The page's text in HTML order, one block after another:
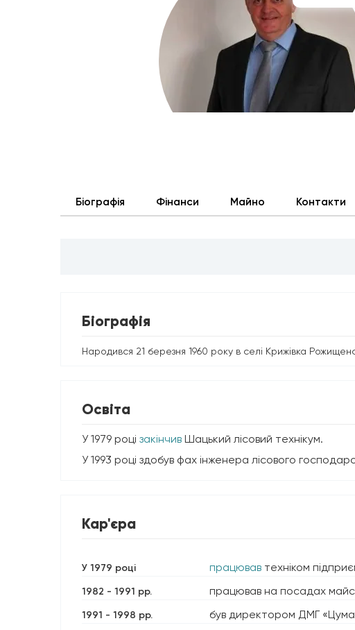
Біографія Фінанси Майно Контакти
Біографія
Народився 21 березня 1960 року в селі Крижівка
Освіта
У 1979 році закінчив Шацький лісовий технікум.
У 1993 році здобув фах інженера лісового
Кар'єра
У 1979 році працював техніком
1982 - 1991 рр. працював на посадах
1991 - 1998 рр. був директором ДМГ